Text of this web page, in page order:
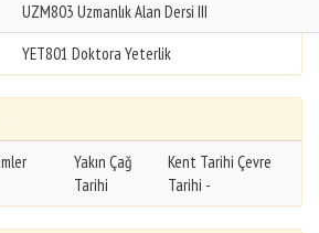
UZM803 Uzmanlık Alan Dersi III
YET801 Doktora Yeterlik
Yakın Çağ
Tarihi
Kent Tarihi Çevre
Tarihi -